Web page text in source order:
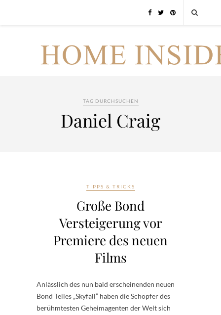
TAG DURCHSUCHEN
Daniel Craig
TIPPS & TRICKS
Große Bond
Versteigerung vor
Premiere des neuen
Films
Anlässlich des nun bald erscheinenden neuen
Bond Teiles „Skyfall” haben die Schöpfer des
berühmtesten Geheimagenten der Welt sich